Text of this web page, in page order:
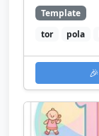
Template
tor
pola
🎉